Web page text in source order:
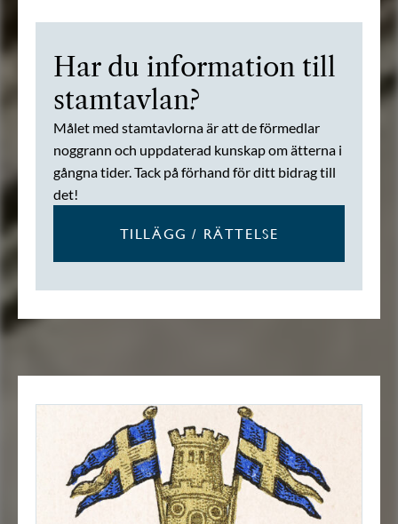
Har du information till
stamtavlan?
Målet med stamtavlorna är att de förmedlar
noggrann och uppdaterad kunskap om ätterna i
gångna tider. Tack på förhand för ditt bidrag till
det!
TILLÄGG / RÄTTELSE